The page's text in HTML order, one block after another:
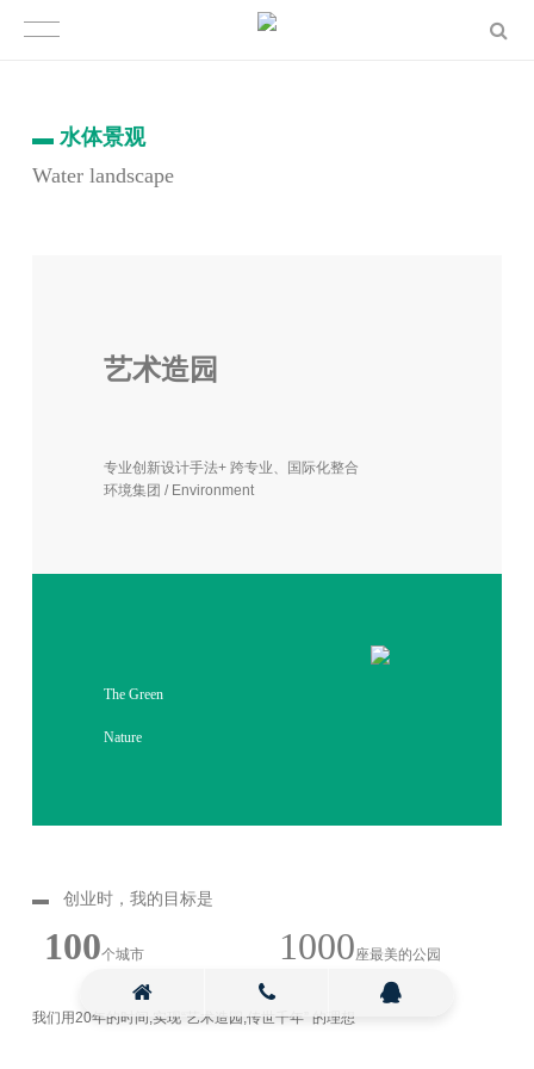
▬ 水体景观
Water landscape
艺术造园
专业创新设计手法+ 跨专业、国际化整合
环境集团 / Environment
The Green
Nature
▬ 创业时，我的目标是
100个城市 1000座最美的公园
我们用20年的时间,实现“艺术造园,传世千年” 的理想